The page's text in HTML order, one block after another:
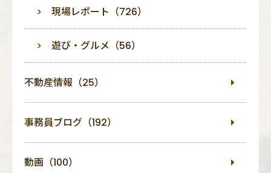
現場レポート（726）
遊び・グルメ（56）
不動産情報（25）
事務員ブログ（192）
動画（100）